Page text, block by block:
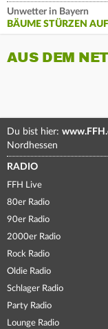
Unwetter in Bayern
BÄUME STÜRZEN
AUS DEM
Du bist hier:
Nordhessen
RADIO
FFH Live
80er Radio
90er Radio
2000er Radio
Rock Radio
Oldie Radio
Schlager Radio
Party Radio
Lounge Radio